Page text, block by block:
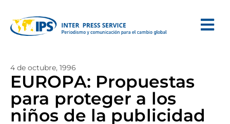
4 de octubre, 1996
EUROPA: Propuestas
para proteger a los
niños de la publicidad